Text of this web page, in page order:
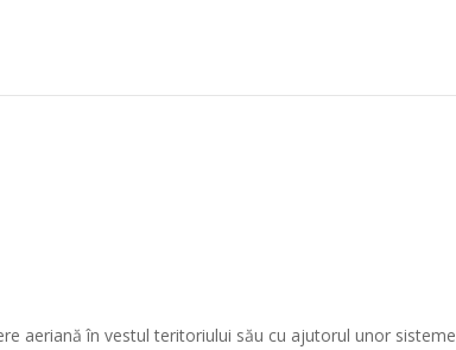
aeriană în vestul teritoriului său cu ajutorul unor sisteme